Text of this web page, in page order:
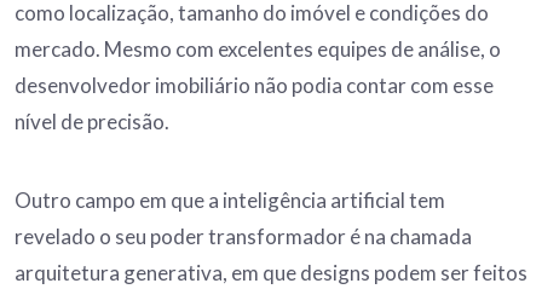
como localização, tamanho do imóvel e condições do
mercado. Mesmo com excelentes equipes de análise, o
desenvolvedor imobiliário não podia contar com esse
nível de precisão.
Outro campo em que a inteligência artificial tem
revelado o seu poder transformador é na chamada
arquitetura generativa, em que designs podem ser feitos